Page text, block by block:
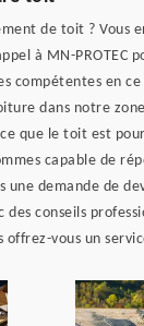
de toit ? Vous
à MN-PROTEC
compétentes en
dans notre
que le toit est
capable de
demande de
des conseils
offrez-vous un